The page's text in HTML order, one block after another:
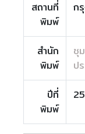
สถานที่
พิมพ์
ก
สำนัก
พิมพ์
ชุ
ป
ปีที่
พิมพ์